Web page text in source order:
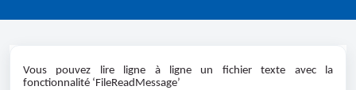
Vous pouvez lire ligne à ligne un fichier texte avec la
fonctionnalité ‘FileReadMessage’